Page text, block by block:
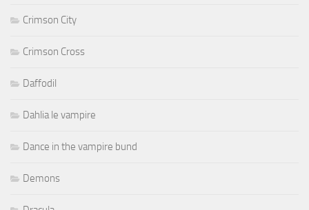
Crimson City
Crimson Cross
Daffodil
Dahlia le vampire
Dance in the vampire bund
Demons